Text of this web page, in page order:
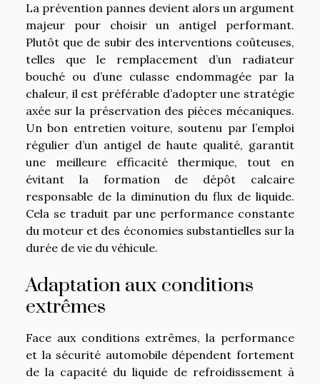
La prévention pannes devient alors un argument
majeur pour choisir un antigel performant.
Plutôt que de subir des interventions coûteuses,
telles que le remplacement d’un radiateur
bouché ou d’une culasse endommagée par la
chaleur, il est préférable d’adopter une stratégie
axée sur la préservation des pièces mécaniques.
Un bon entretien voiture, soutenu par l’emploi
régulier d’un antigel de haute qualité, garantit
une meilleure efficacité thermique, tout en
évitant la formation de dépôt calcaire
responsable de la diminution du flux de liquide.
Cela se traduit par une performance constante
du moteur et des économies substantielles sur la
durée de vie du véhicule.
Adaptation aux conditions
extrêmes
Face aux conditions extrêmes, la performance
et la sécurité automobile dépendent fortement
de la capacité du liquide de refroidissement à